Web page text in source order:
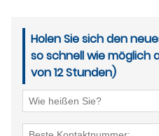
Holen Sie sich den
so schnell wie möglich
von 12 Stunden)